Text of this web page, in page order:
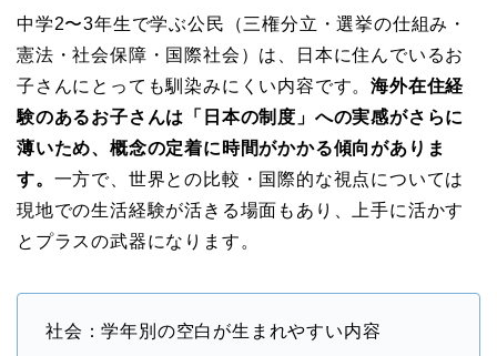
中学2〜3年生で学ぶ公民（三権分立・選挙の仕組み・
憲法・社会保障・国際社会）は、日本に住んでいるお
子さんにとっても馴染みにくい内容です。海外在住経
験のあるお子さんは「日本の制度」への実感がさらに
薄いため、概念の定着に時間がかかる傾向がありま
す。 一方で、世界との比較・国際的な視点については
現地での生活経験が活きる場面もあり、上手に活かす
とプラスの武器になります。
社会：学年別の空白が生まれやすい内容